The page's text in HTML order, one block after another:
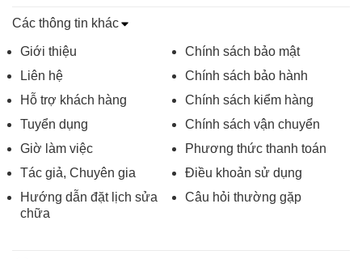
Các thông tin khác
Giới thiệu
Liên hệ
Hỗ trợ khách hàng
Tuyển dụng
Giờ làm việc
Tác giả, Chuyên gia
Hướng dẫn đặt lịch sửa
chữa
Chính sách bảo mật
Chính sách bảo hành
Chính sách kiểm hàng
Chính sách vận chuyển
Phương thức thanh toán
Điều khoản sử dụng
Câu hỏi thường gặp